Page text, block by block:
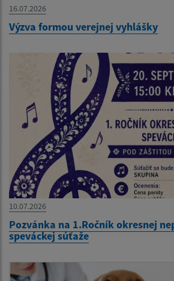
16.07.2026
Výzva formou verejnej vyhlášky
10.07.2026
Pozvánka na 1.Ročník okresnej
speváckej súťaže